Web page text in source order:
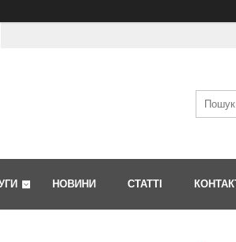
НОВИНИ СТАТТІ